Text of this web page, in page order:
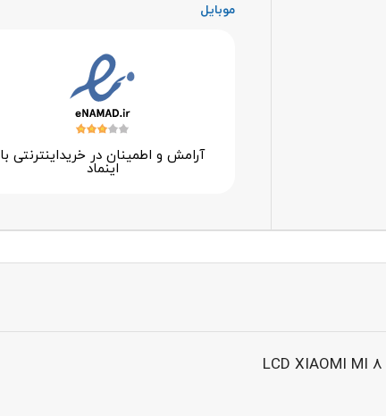
موبایل
آرامش و اطمینان در خرید‌اینترنتی با
اینماد